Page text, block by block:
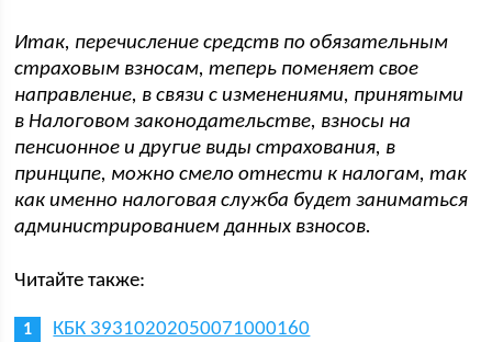
Итак, перечисление средств по обязательным
страховым взносам, теперь поменяет свое
направление, в связи с изменениями, принятыми
в Налоговом законодательстве, взносы на
пенсионное и другие виды страхования, в
принципе, можно смело отнести к налогам, так
как именно налоговая служба будет заниматься
администрированием данных взносов.
Читайте также:
КБК 39310202050071000160